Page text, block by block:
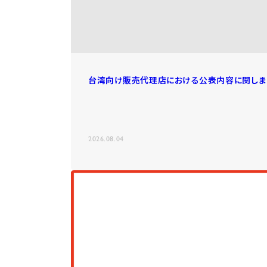
台湾向け販売代理店における公表内容に関しま
2026.08.04